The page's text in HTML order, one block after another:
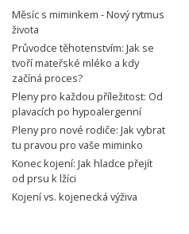
Měsíc s miminkem - Nový rytmus
života
Průvodce těhotenstvím: Jak se
tvoří mateřské mléko a kdy
začíná proces?
Pleny pro každou příležitost: Od
plavacích po hypoalergenní
Pleny pro nové rodiče: Jak vybrat
tu pravou pro vaše miminko
Konec kojení: Jak hladce přejít
od prsu k lžíci
Kojení vs. kojenecká výživa